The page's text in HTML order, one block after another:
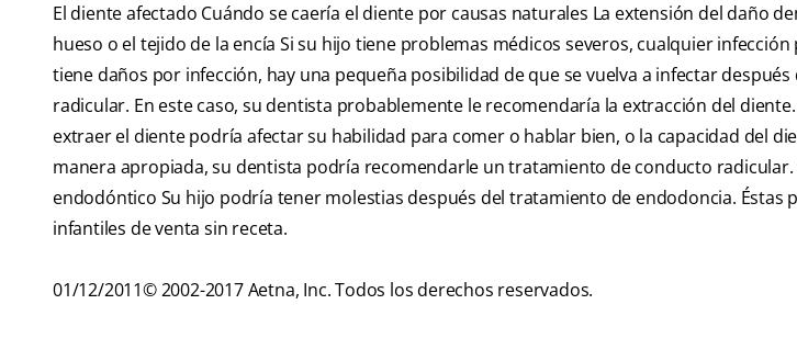
El diente afectado Cuándo se caería el diente por causas naturales La extensión del daño
hueso o el tejido de la encía Si su hijo tiene problemas médicos severos, cualquier infección
tiene daños por infección, hay una pequeña posibilidad de que se vuelva a infectar
radicular. En este caso, su dentista probablemente le recomendaría la extracción del
extraer el diente podría afectar su habilidad para comer o hablar bien, o la capacidad del
manera apropiada, su dentista podría recomendarle un tratamiento de conducto
endodóntico Su hijo podría tener molestias después del tratamiento de endodoncia. Éstas
infantiles de venta sin receta.
01/12/2011© 2002-2017 Aetna, Inc. Todos los derechos reservados.